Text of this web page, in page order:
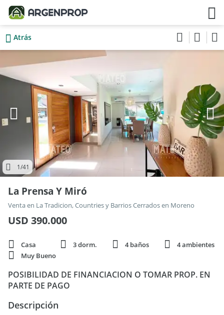
Atrás
1/41
La Prensa Y Miró
Venta en La Tradicion, Countries y Barrios Cerrados en Moreno
USD 390.000
Casa 3 dorm. 4 baños
4 ambientes
Muy Bueno
POSIBILIDAD DE FINANCIACION O TOMAR PROP. EN
PARTE DE PAGO
Descripción